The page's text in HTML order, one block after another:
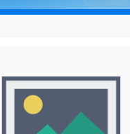
tests, quantitative